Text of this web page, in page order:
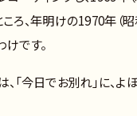
ろ、年明けの1970年（
です。
「今日でお別れ」に、